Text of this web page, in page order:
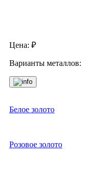
Цена: ₽
Варианты металлов:
Белое золото
Розовое золото